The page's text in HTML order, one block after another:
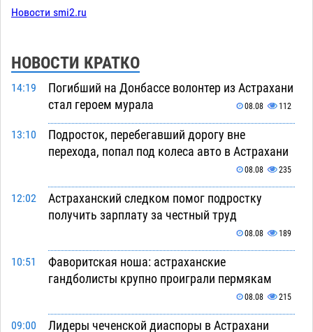
Новости smi2.ru
НОВОСТИ КРАТКО
14:19
Погибший на Донбассе волонтер из Астрахани
стал героем мурала
08.08 112
13:10
Подросток, перебегавший дорогу вне
перехода, попал под колеса авто в Астрахани
08.08 235
12:02
Астраханский следком помог подростку
получить зарплату за честный труд
08.08 189
10:51
Фаворитская ноша: астраханские
гандболисты крупно проиграли пермякам
08.08 215
09:00 Лидеры чеченской диаспоры в Астрахани